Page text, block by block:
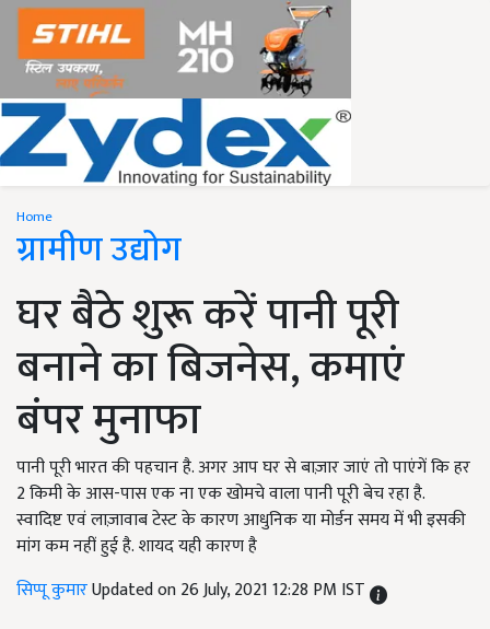
Home
ग्रामीण उद्योग
घर बैठे शुरू करें पानी पूरी
बनाने का बिजनेस, कमाएं
बंपर मुनाफा
पानी पूरी भारत की पहचान है. अगर आप घर से बाज़ार जाएं तो पाएंगें कि हर
2 किमी के आस-पास एक ना एक खोमचे वाला पानी पूरी बेच रहा है.
स्वादिष्ट एवं लाज़ावाब टेस्ट के कारण आधुनिक या मोर्डन समय में भी इसकी
मांग कम नहीं हुई है. शायद यही कारण है
सिप्पू कुमारUpdated on 26 July, 2021 12:28 PM IST